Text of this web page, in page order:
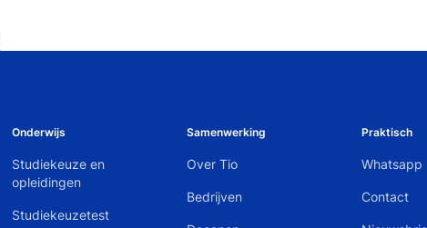
Onderwijs
Studiekeuze en
opleidingen
Studiekeuzetest
Samenwerking
Over Tio
Bedrijven
Praktisch
Whatsapp
Contact